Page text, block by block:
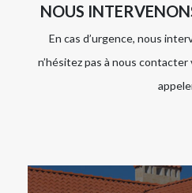
NOUS
En cas d’urgence, nous
n’hésitez pas à nous contacter